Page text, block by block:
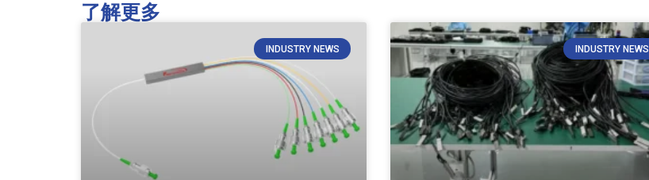
了解更多
INDUSTRY NEWS INDUSTRY NEWS